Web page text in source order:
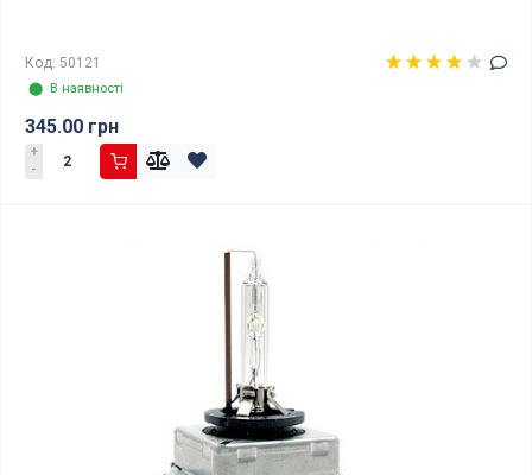
Код: 50121
⬤ В наявності
345.00 грн
+
-